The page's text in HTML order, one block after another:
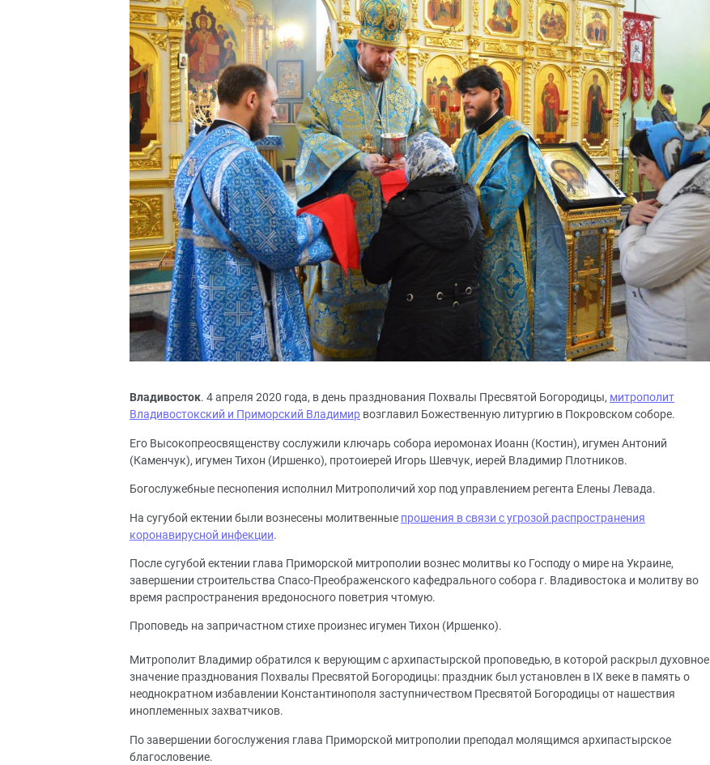
Владивосток. 4 апреля 2020 года, в день празднования Похвалы Пресвятой Богородицы, митрополит
Владивостокский и Приморский Владимир возглавил Божественную литургию в Покровском соборе.
Его Высокопреосвященству сослужили ключарь собора иеромонах Иоанн (Костин), игумен Антоний
(Каменчук), игумен Тихон (Иршенко), протоиерей Игорь Шевчук, иерей Владимир Плотников.
Богослужебные песнопения исполнил Митрополичий хор под управлением регента Елены Левада.
На сугубой ектении были вознесены молитвенные прошения в связи с угрозой распространения
коронавирусной инфекции.
После сугубой ектении глава Приморской митрополии вознес молитвы ко Господу о мире на Украине,
завершении строительства Спасо-Преображенского кафедрального собора г. Владивостока и молитву во
время распространения вредоносного поветрия чтомую.
Проповедь на запричастном стихе произнес игумен Тихон (Иршенко).
Митрополит Владимир обратился к верующим с архипастырской проповедью, в которой раскрыл духовное
значение празднования Похвалы Пресвятой Богородицы: праздник был установлен в IX веке в память о
неоднократном избавлении Константинополя заступничеством Пресвятой Богородицы от нашествия
иноплеменных захватчиков.
По завершении богослужения глава Приморской митрополии преподал молящимся архипастырское
благословение.